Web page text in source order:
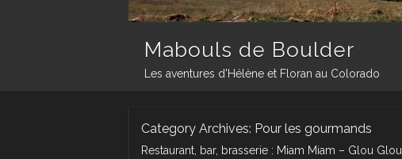
Mabouls de Boulder
Les aventures d'Hélène et Floran au Colorado
Category Archives: Pour les gourmands
Restaurant, bar, brasserie : Miam Miam – Glou Glou